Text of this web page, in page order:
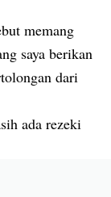
memang
saya berikan
dari
ada rezeki